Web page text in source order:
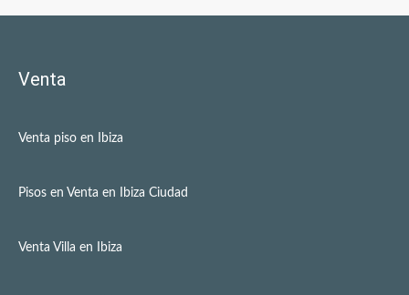
Venta
Venta piso en Ibiza
Pisos en Venta en Ibiza Ciudad
Venta Villa en Ibiza